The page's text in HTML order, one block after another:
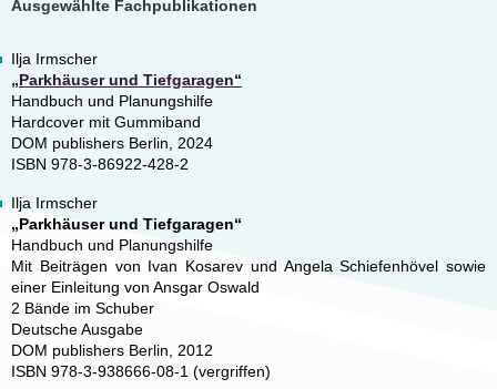
Ausgewählte Fachpublikationen
Ilja Irmscher
„Parkhäuser und Tiefgaragen“
Handbuch und Planungshilfe
Hardcover mit Gummiband
DOM publishers Berlin, 2024
ISBN 978-3-86922-428-2
Ilja Irmscher
„Parkhäuser und Tiefgaragen“
Handbuch und Planungshilfe
Mit Beiträgen von Ivan Kosarev und Angela Schiefenhövel sowie
einer Einleitung von Ansgar Oswald
2 Bände im Schuber
Deutsche Ausgabe
DOM publishers Berlin, 2012
ISBN 978-3-938666-08-1 (vergriffen)